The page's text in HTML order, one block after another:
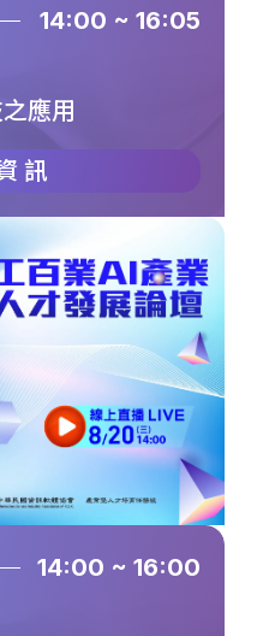
14:00 ~ 16:05
應用
訊
14:00 ~ 16:00